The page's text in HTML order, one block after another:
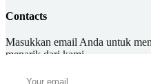
Contacts
Masukkan email Anda untuk
menarik dari kami.